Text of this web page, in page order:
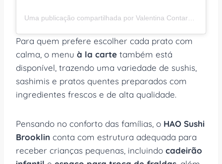
Para quem prefere escolher cada prato com
calma, o menu à la carte também está
disponível, trazendo uma variedade de sushis,
sashimis e pratos quentes preparados com
ingredientes frescos e de alta qualidade.
Pensando no conforto das famílias, o HAO Sushi
Brooklin conta com estrutura adequada para
receber crianças pequenas, incluindo cadeirão